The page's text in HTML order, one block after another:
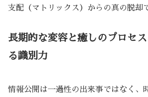
支配（マトリックス）からの真の脱却
長期的な変容と癒しのプロセス
る識別力
情報公開は一過性の出来事ではなく、